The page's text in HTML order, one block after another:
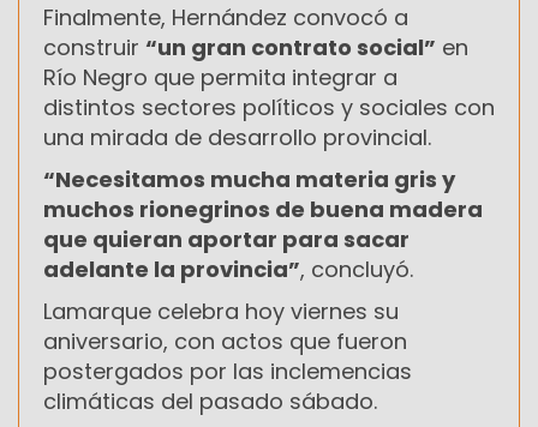
Finalmente, Hernández convocó a
construir “un gran contrato social” en
Río Negro que permita integrar a
distintos sectores políticos y sociales con
una mirada de desarrollo provincial.
“Necesitamos mucha materia gris y
muchos rionegrinos de buena madera
que quieran aportar para sacar
adelante la provincia”, concluyó.
Lamarque celebra hoy viernes su
aniversario, con actos que fueron
postergados por las inclemencias
climáticas del pasado sábado.